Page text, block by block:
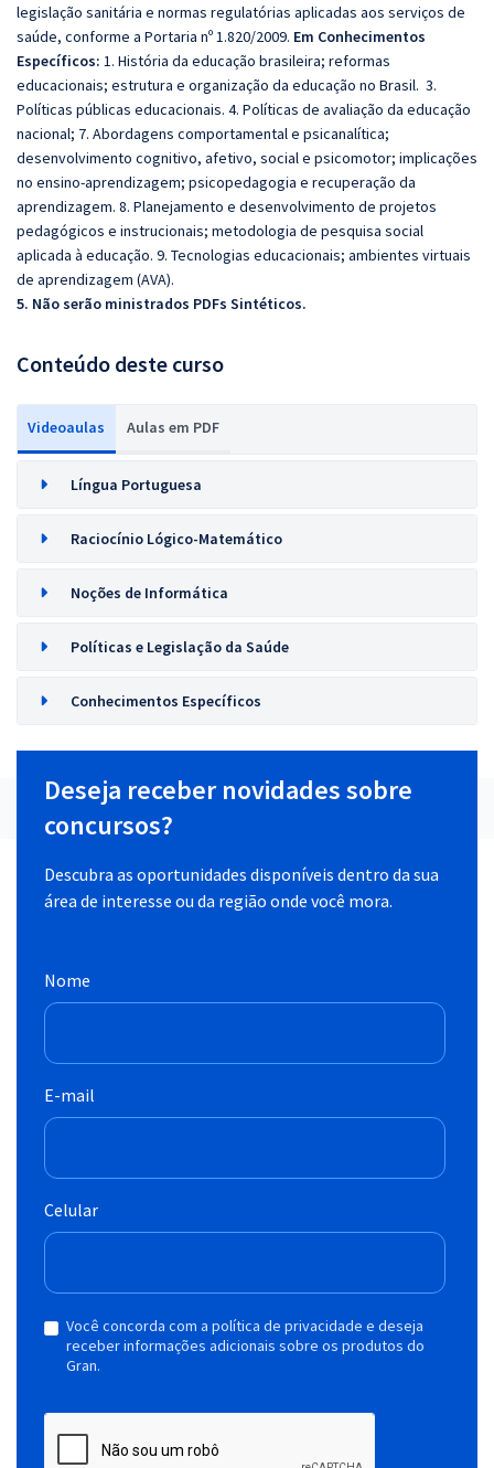
legislação sanitária e normas regulatórias aplicadas aos serviços de
saúde, conforme a Portaria nº 1.820/2009. Em Conhecimentos
Específicos: 1. História da educação brasileira; reformas
educacionais; estrutura e organização da educação no Brasil. 3.
Políticas públicas educacionais. 4. Políticas de avaliação da educação
nacional; 7. Abordagens comportamental e psicanalítica;
desenvolvimento cognitivo, afetivo, social e psicomotor; implicações
no ensino-aprendizagem; psicopedagogia e recuperação da
aprendizagem. 8. Planejamento e desenvolvimento de projetos
pedagógicos e instrucionais; metodologia de pesquisa social
aplicada à educação. 9. Tecnologias educacionais; ambientes virtuais
de aprendizagem (AVA).
5. Não serão ministrados PDFs Sintéticos.
Conteúdo deste curso
Videoaulas Aulas em PDF
Língua Portuguesa
Raciocínio Lógico-Matemático
Noções de Informática
Políticas e Legislação da Saúde
Conhecimentos Específicos
Deseja receber novidades sobre
concursos?
Descubra as oportunidades disponíveis dentro da sua
área de interesse ou da região onde você mora.
Nome
E-mail
Celular
Você concorda com a política de privacidade e deseja
receber informações adicionais sobre os produtos do
Gran.